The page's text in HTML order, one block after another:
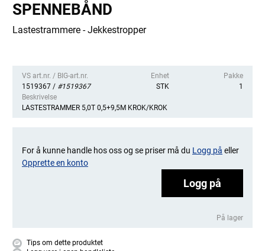
SPENNEBÅND
Lastestrammere - Jekkestropper
VS art.nr. / BIG-art.nr.
1519367 / #1519367
Enhet
STK
Pakke
1
Beskrivelse
LASTESTRAMMER 5,0T 0,5+9,5M KROK/KROK
For å kunne handle hos oss og se priser må du Logg på eller
Opprette en konto
Logg på
På lager
Tips om dette produktet